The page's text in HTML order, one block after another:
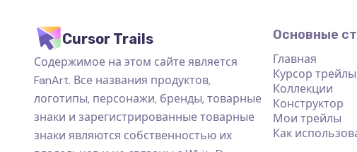
Cursor Trails
Содержимое на этом сайте является
FanArt. Все названия продуктов,
логотипы, персонажи, бренды, товарные
знаки и зарегистрированные товарные
знаки являются собственностью их
Основные
Главная
Курсор трейлы
Коллекции
Конструктор
Мои трейлы
Как